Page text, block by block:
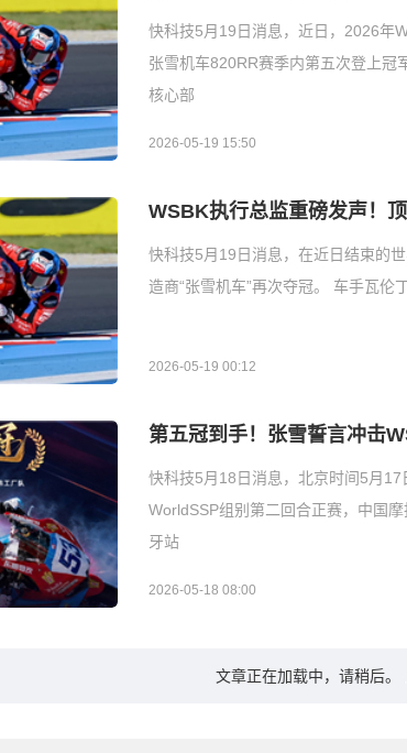
快科技5月19日消息，近日，2026年
张雪机车820RR赛季内第五次登上冠
核心部
2026-05-19 15:50
WSBK执行总监重磅发声！
快科技5月19日消息，在近日结束的
造商“张雪机车”再次夺冠。 车手瓦伦
2026-05-19 00:12
第五冠到手！张雪誓言冲击
快科技5月18日消息，北京时间5月
WorldSSP组别第二回合正赛，中国
牙站
2026-05-18 08:00
文章正在加载中，请稍后。